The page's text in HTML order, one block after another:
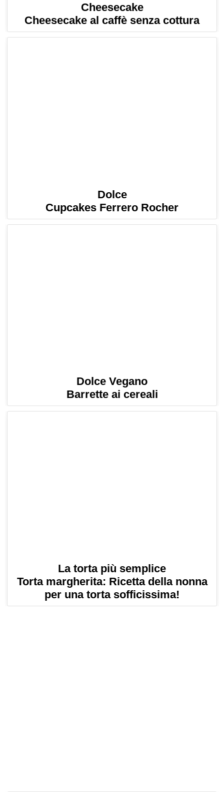
Cheesecake
Cheesecake al caffè senza cottura
Dolce
Cupcakes Ferrero Rocher
Dolce Vegano
Barrette ai cereali
La torta più semplice
Torta margherita: Ricetta della nonna
per una torta sofficissima!